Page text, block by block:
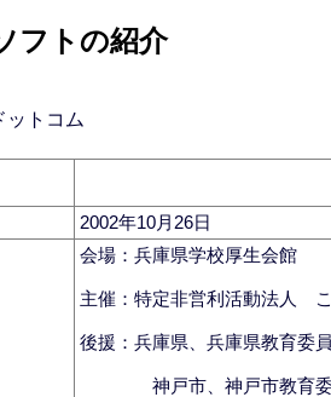
フトの紹介
ットコム
2002年10月26日
会場：兵庫県学校厚生会館
主催：特定非営利活動法人
後援：兵庫県、兵庫県教育委
神戸市、神戸市教育委